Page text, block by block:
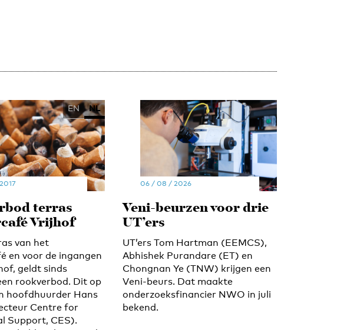
EN NL
terras
Vrijhof
van het
en voor de ingangen
geldt sinds
rookverbod. Dit op
hoofdhuurder Hans
Centre for
Support, CES).
06 / 08 / 2026
Veni-beurzen voor drie
UT’ers
UT’ers Tom Hartman (EEMCS),
Abhishek Purandare (ET) en
Chongnan Ye (TNW) krijgen een
Veni-beurs. Dat maakte
onderzoeksfinancier NWO in juli
bekend.